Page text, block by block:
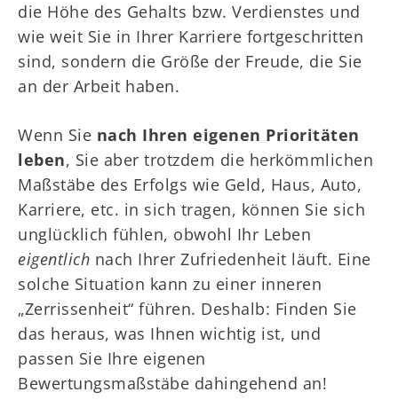
die Höhe des Gehalts bzw. Verdienstes und
wie weit Sie in Ihrer Karriere fortgeschritten
sind, sondern die Größe der Freude, die Sie
an der Arbeit haben.
Wenn Sie nach Ihren eigenen Prioritäten
leben, Sie aber trotzdem die herkömmlichen
Maßstäbe des Erfolgs wie Geld, Haus, Auto,
Karriere, etc. in sich tragen, können Sie sich
unglücklich fühlen, obwohl Ihr Leben
eigentlich nach Ihrer Zufriedenheit läuft. Eine
solche Situation kann zu einer inneren
„Zerrissenheit“ führen. Deshalb: Finden Sie
das heraus, was Ihnen wichtig ist, und
passen Sie Ihre eigenen
Bewertungsmaßstäbe dahingehend an!